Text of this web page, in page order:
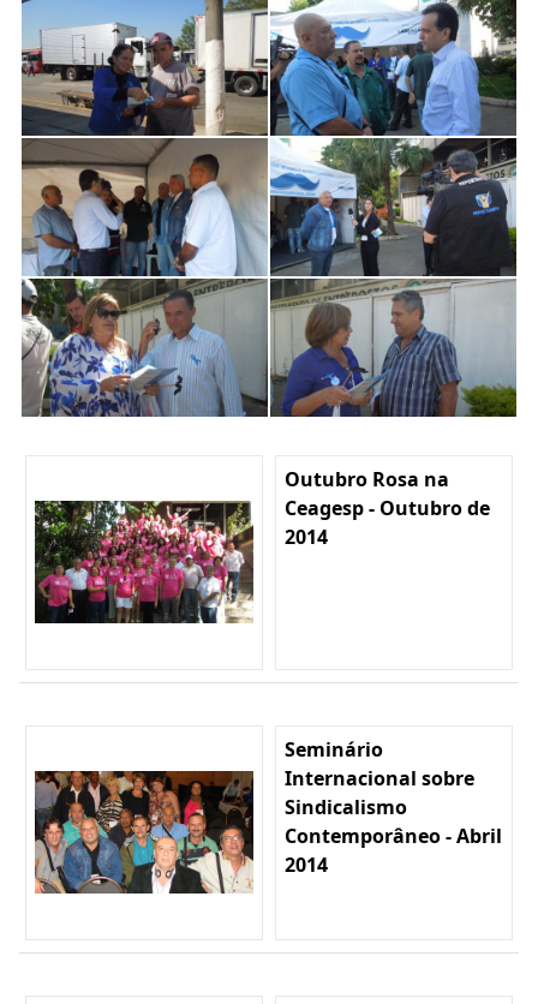
Outubro Rosa na
Ceagesp - Outubro de
2014
Seminário
Internacional sobre
Sindicalismo
Contemporâneo - Abril
2014